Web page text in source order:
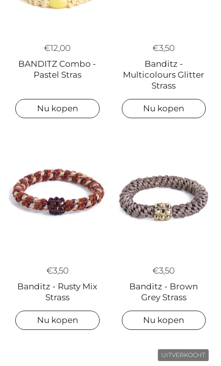
€12,00
BANDITZ Combo -
Pastel Stras
Nu kopen
€3,50
Banditz -
Multicolours Glitter
Strass
Nu kopen
€3,50
Banditz - Rusty Mix
Strass
Nu kopen
€3,50
Banditz - Brown
Grey Strass
Nu kopen
UITVERKOCHT